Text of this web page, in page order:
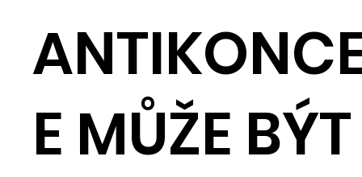
E MŮŽE BÝT